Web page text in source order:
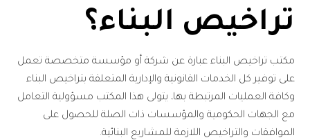
تراخيص البناء؟
مكتب تراخيص البناء عبارة عن شركة أو مؤسسة متخصصة تعمل
على توفير كل الخدمات القانونية والإدارية المتعلقة بتراخيص البناء
وكافة العمليات المرتبطة بها، يتولى هذا المكتب مسؤولية التعامل
مع الجهات الحكومية والمؤسسات ذات الصلة للحصول على
الموافقات والتراخيص اللازمة للمشاريع البنائية.